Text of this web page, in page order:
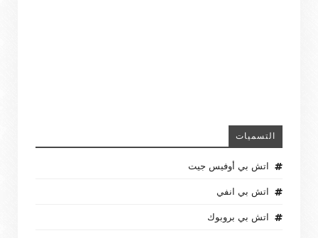
التسميات
اتش بي أوفيس جيت
اتش بي انفي
اتش بي بروبوك